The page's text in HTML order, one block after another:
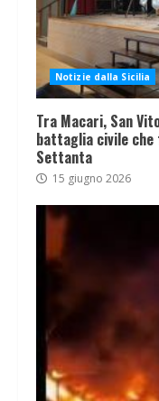
Notizie dalla Sicilia
Tra Macari, San
battaglia civile
Settanta
15 giugno 2026